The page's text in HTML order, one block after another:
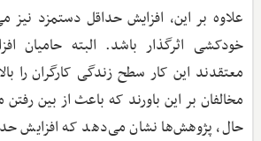
علاوه بر این، افزایش حداقل دستمزد نیز
خودکشی اثرگذار باشد. البته حامیان
معتقدند این کار سطح زندگی کارگران را
مخالفان بر این باورند که باعث از بین
حال، پژوهش‌ها نشان می‌دهد که افزایش